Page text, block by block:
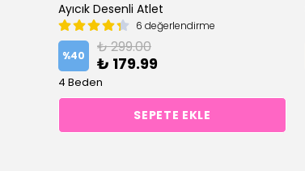
Ayıcık Desenli Atlet
6 değerlendirme
%40 ₺ 299.00
₺ 179.99
4 Beden
SEPETE EKLE